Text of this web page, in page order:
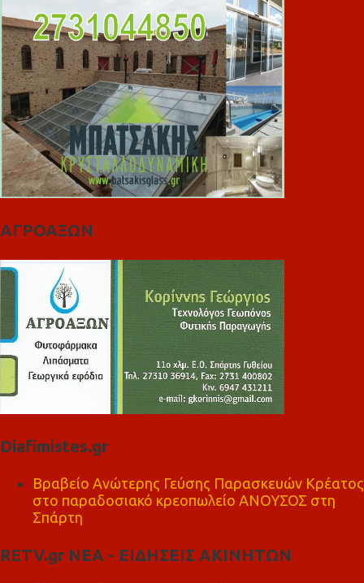
ΑΓΡΟΑΞΩΝ
Diafimistes.gr
Βραβείο Ανώτερης Γεύσης Παρασκευών Κρέατος
στο παραδοσιακό κρεοπωλείο ΑΝΟΥΣΟΣ στη
Σπάρτη
RETV.gr ΝΕΑ - ΕΙΔΗΣΕΙΣ ΑΚΙΝΗΤΩΝ